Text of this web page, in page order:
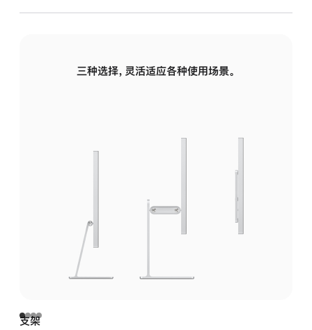
三种选择，灵活适应各种使用场景。
支架